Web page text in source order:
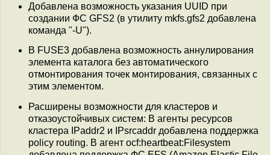
Добавлена возможность указания UUID при
создании ФС GFS2 (в утилиту mkfs.gfs2 добавлена
команда "-U").
В FUSE3 добавлена возможность аннулирования
элемента каталога без автоматического
отмонтирования точек монтирования, связанных с
этим элементом.
Расширены возможности для кластеров и
отказоустойчивых систем: В агенты ресурсов
кластера IPaddr2 и IPsrcaddr добавлена поддержка
policy routing. В агент ocf:heartbeat:Filesystem